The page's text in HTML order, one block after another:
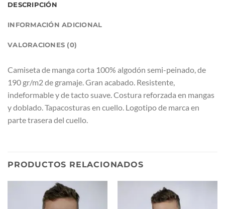
DESCRIPCIÓN
INFORMACIÓN ADICIONAL
VALORACIONES (0)
Camiseta de manga corta 100% algodón semi-peinado, de
190 gr/m2 de gramaje. Gran acabado. Resistente,
indeformable y de tacto suave. Costura reforzada en mangas
y doblado. Tapacosturas en cuello. Logotipo de marca en
parte trasera del cuello.
PRODUCTOS RELACIONADOS